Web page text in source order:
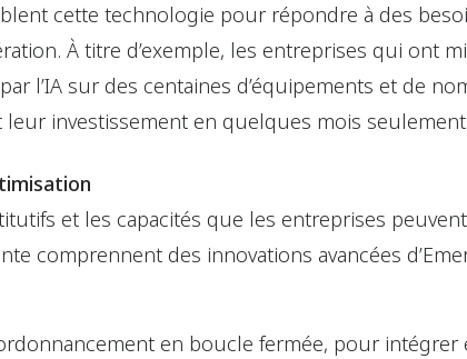
cette technologie pour répondre à des
À titre d’exemple, les entreprises qui ont
l’IA sur des centaines d’équipements et de
leur investissement en quelques mois
et les capacités que les entreprises
comprennent des innovations avancées
en boucle fermée, pour